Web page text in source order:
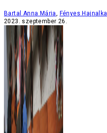
Bartal Anna Mária, Fényes Hajnalka
2023. szeptember 26.